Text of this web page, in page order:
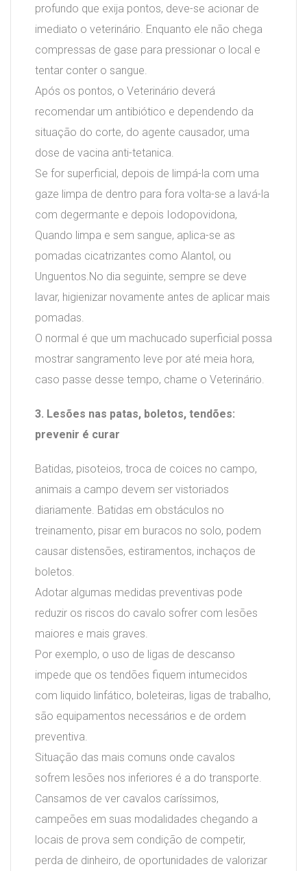
profundo que exija pontos, deve-se acionar de
imediato o veterinário. Enquanto ele não chega
compressas de gase para pressionar o local e
tentar conter o sangue.
Após os pontos, o Veterinário deverá
recomendar um antibiótico e dependendo da
situação do corte, do agente causador, uma
dose de vacina anti-tetanica.
Se for superficial, depois de limpá-la com uma
gaze limpa de dentro para fora volta-se a lavá-la
com degermante e depois Iodopovidona,
Quando limpa e sem sangue, aplica-se as
pomadas cicatrizantes como Alantol, ou
Unguentos.No dia seguinte, sempre se deve
lavar, higienizar novamente antes de aplicar mais
pomadas.
O normal é que um machucado superficial possa
mostrar sangramento leve por até meia hora,
caso passe desse tempo, chame o Veterinário.
3. Lesões nas patas, boletos, tendões:
prevenir é curar
Batidas, pisoteios, troca de coices no campo,
animais a campo devem ser vistoriados
diariamente. Batidas em obstáculos no
treinamento, pisar em buracos no solo, podem
causar distensões, estiramentos, inchaços de
boletos.
Adotar algumas medidas preventivas pode
reduzir os riscos do cavalo sofrer com lesões
maiores e mais graves.
Por exemplo, o uso de ligas de descanso
impede que os tendões fiquem intumecidos
com liquido linfático, boleteiras, ligas de trabalho,
são equipamentos necessários e de ordem
preventiva.
Situação das mais comuns onde cavalos
sofrem lesões nos inferiores é a do transporte.
Cansamos de ver cavalos caríssimos,
campeões em suas modalidades chegando a
locais de prova sem condição de competir,
perda de dinheiro, de oportunidades de valorizar